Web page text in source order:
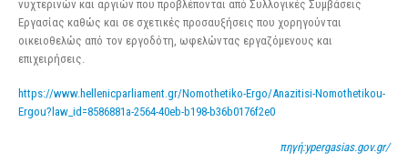
νυχτερινών και αργιών που προβλέπονται από Συλλογικές Συμβάσεις
Εργασίας καθώς και σε σχετικές προσαυξήσεις που χορηγούνται
οικειοθελώς από τον εργοδότη, ωφελώντας εργαζόμενους και
επιχειρήσεις.
https://www.hellenicparliament.gr/Nomothetiko-Ergo/Anazitisi-Nomothetikou-
Ergou?law_id=8586881a-2564-40eb-b198-b36b0176f2e0
πηγή:ypergasias.gov.gr/